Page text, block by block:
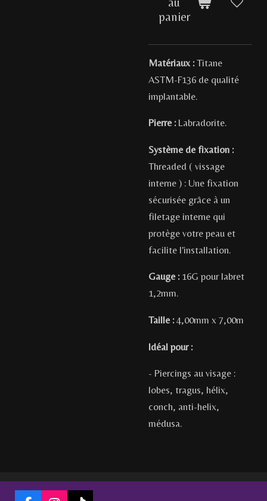
panier
Matériaux :Titane
ASTM-F136 de qualité
implantable.
Pierre :Labradorite.
Système de fixation :
Threaded ( vissage
interne ) : Une fixation
sécurisée grâce à un
filetage interne qui
protège votre peau et
facilite l'installation.
Gauge :16G pour labret
1,2mm.
Taille :4,00mm x 7,00m
Idéal pour :
- Piercings au visage :
lobes, tragus, hélix,
conch, anti-helix,
médusa.